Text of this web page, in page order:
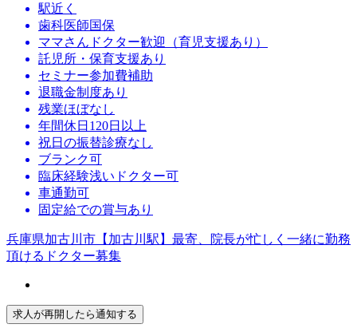
駅近く
歯科医師国保
ママさんドクター歓迎（育児支援あり）
託児所・保育支援あり
セミナー参加費補助
退職金制度あり
残業ほぼなし
年間休日120日以上
祝日の振替診療なし
ブランク可
臨床経験浅いドクター可
車通勤可
固定給での賞与あり
兵庫県加古川市【加古川駅】最寄、院長が忙しく一緒に勤務
頂けるドクター募集